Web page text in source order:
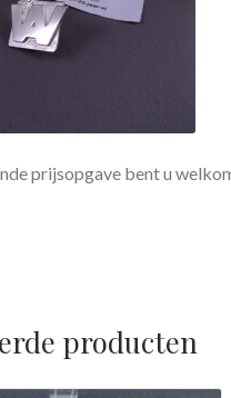
prijsopgave bent u
producten